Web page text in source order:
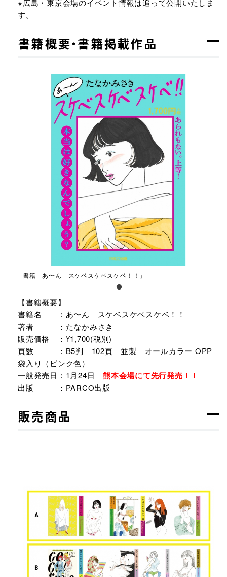
※広島・東京会場のイベント情報は追って公開いたしま
す。
書籍概要・書籍掲載作品
書籍「あ〜ん スケベスケベスケベ！！」
【書籍概要】
書籍名 ：あ〜ん スケベスケベスケベ！！
著者 ：たなかみさき
販売価格 ：¥1,700(税別)
頁数 ：B5判 102頁 並製 オールカラー OPP
袋入り（ピンク色）
一般発売日：1月24日 熊本会場にて先行発売！！
出版 ：PARCO出版
販売商品